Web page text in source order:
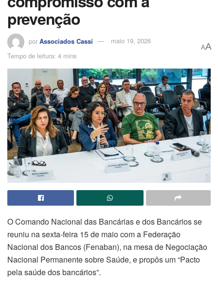
prevenção
por Associados Cassi
maio 19, 2026
Tempo de leitura: 4 mins
AA
O Comando Nacional das Bancárias e dos Bancários se
reuniu na sexta-feira 15 de maio com a Federação
Nacional dos Bancos (Fenaban), na mesa de Negociação
Nacional Permanente sobre Saúde, e propôs um “Pacto
pela saúde dos bancários”.